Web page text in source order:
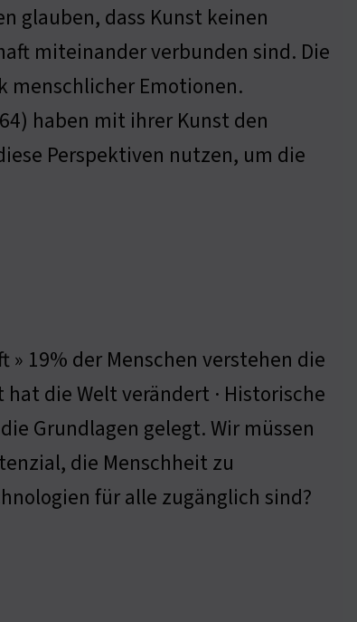
glauben, dass Kunst keinen
miteinander verbunden sind. Die
menschlicher Emotionen.
haben mit ihrer Kunst den
Perspektiven nutzen, um die
19% der Menschen verstehen die
die Welt verändert · Historische
Grundlagen gelegt. Wir müssen
die Menschheit zu
für alle zugänglich sind?